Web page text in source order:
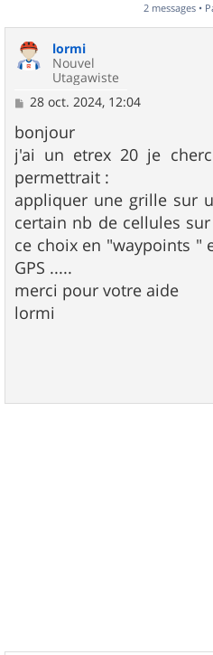
2 messages •
lormi
Nouvel
Utagawiste
M
s
s
a
g
e
28 oct. 2024, 12:04
bonjour
j'ai un etrex 20 je
permettrait :
appliquer une grille sur
certain nb de cellules
ce choix en "waypoints "
GPS .....
merci pour votre aide
lormi